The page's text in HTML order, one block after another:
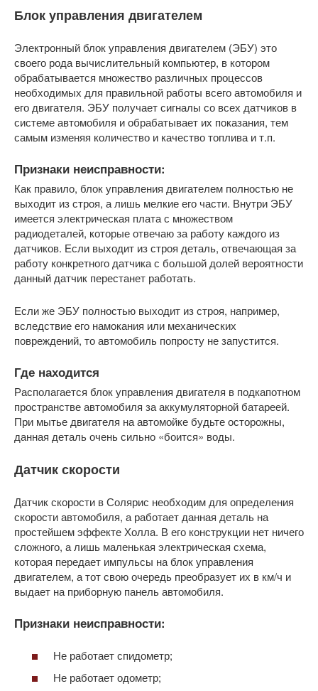
Блок управления двигателем
Электронный блок управления двигателем (ЭБУ) это
своего рода вычислительный компьютер, в котором
обрабатывается множество различных процессов
необходимых для правильной работы всего автомобиля и
его двигателя. ЭБУ получает сигналы со всех датчиков в
системе автомобиля и обрабатывает их показания, тем
самым изменяя количество и качество топлива и т.п.
Признаки неисправности:
Как правило, блок управления двигателем полностью не
выходит из строя, а лишь мелкие его части. Внутри ЭБУ
имеется электрическая плата с множеством
радиодеталей, которые отвечаю за работу каждого из
датчиков. Если выходит из строя деталь, отвечающая за
работу конкретного датчика с большой долей вероятности
данный датчик перестанет работать.
Если же ЭБУ полностью выходит из строя, например,
вследствие его намокания или механических
повреждений, то автомобиль попросту не запустится.
Где находится
Располагается блок управления двигателя в подкапотном
пространстве автомобиля за аккумуляторной батареей.
При мытье двигателя на автомойке будьте осторожны,
данная деталь очень сильно «боится» воды.
Датчик скорости
Датчик скорости в Солярис необходим для определения
скорости автомобиля, а работает данная деталь на
простейшем эффекте Холла. В его конструкции нет ничего
сложного, а лишь маленькая электрическая схема,
которая передает импульсы на блок управления
двигателем, а тот свою очередь преобразует их в км/ч и
выдает на приборную панель автомобиля.
Признаки неисправности:
Не работает спидометр;
Не работает одометр;